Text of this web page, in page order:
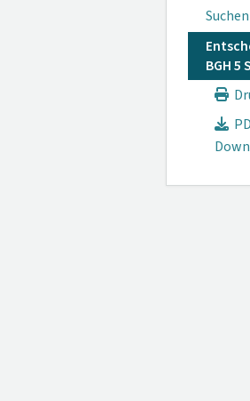
Suchen
BGH 5